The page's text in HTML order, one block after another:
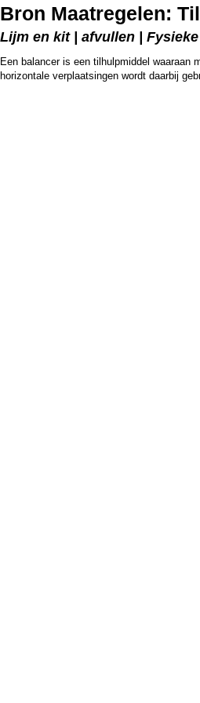
Bron Maatregelen:
Lijm en kit | afvullen |
Een balancer is een tilhulpmiddel waaraan
horizontale verplaatsingen wordt daarbij